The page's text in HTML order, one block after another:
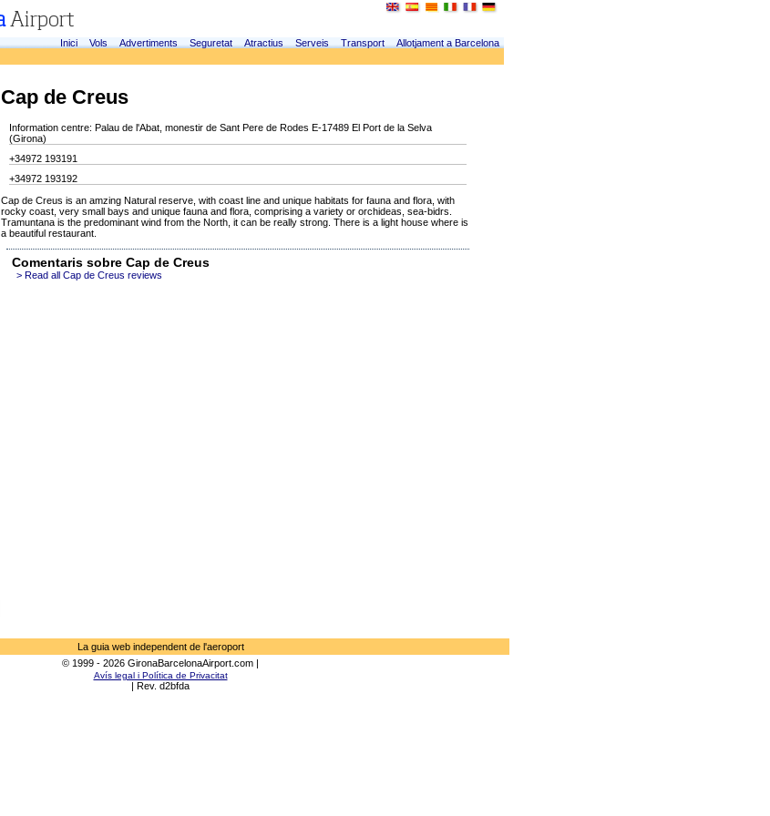
Inici Vols Advertiments Seguretat Atractius Serveis Transport
Allotjament a Barcelona
Cap de Creus
Information centre: Palau de l'Abat, monestir de Sant Pere de Rodes E-17489 El Port de la Selva
(Girona)
+34972 193191
+34972 193192
Cap de Creus is an amzing Natural reserve, with coast line and unique habitats for fauna and flora, with
rocky coast, very small bays and unique fauna and flora, comprising a variety or orchideas, sea-bidrs.
Tramuntana is the predominant wind from the North, it can be really strong. There is a light house where is
a beautiful restaurant.
Comentaris sobre Cap de Creus
> Read all Cap de Creus reviews
La guia web independent de l'aeroport
© 1999 - 2026 GironaBarcelonaAirport.com |
Avís legal i Política de Privacitat
| Rev. d2bfda